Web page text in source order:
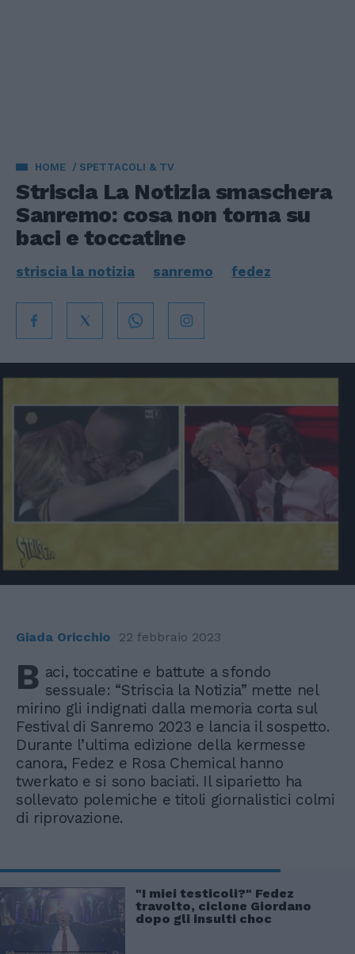
HOME SPETTACOLI & TV
Striscia La Notizia smaschera
Sanremo: cosa non torna su
baci e toccatine
striscia la notizia sanremo fedez
Giada Oricchio 22 febbraio 2023
B aci, toccatine e battute a sfondo
sessuale: “Striscia la Notizia” mette nel
mirino gli indignati dalla memoria corta sul
Festival di Sanremo 2023 e lancia il sospetto.
Durante l’ultima edizione della kermesse
canora, Fedez e Rosa Chemical hanno
twerkato e si sono baciati. Il siparietto ha
sollevato polemiche e titoli giornalistici colmi
di riprovazione.
"I miei testicoli?" Fedez
travolto, ciclone Giordano
dopo gli insulti choc